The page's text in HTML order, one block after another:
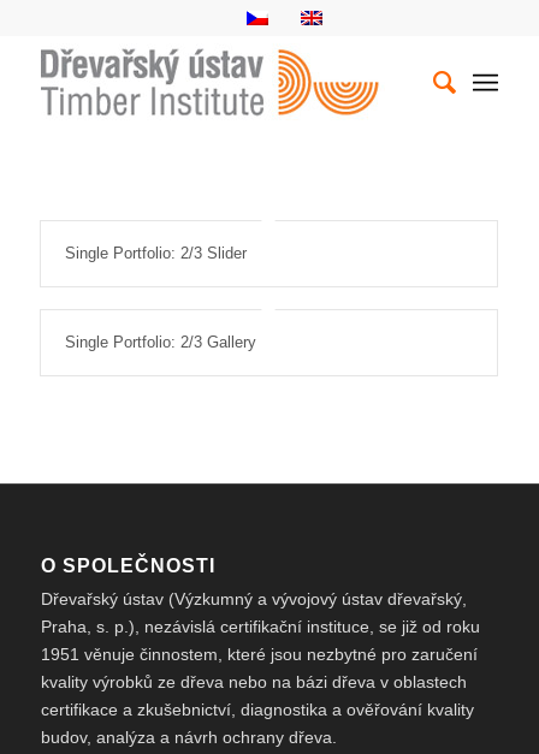
Single Portfolio: 2/3 Slider
Single Portfolio: 2/3 Gallery
O SPOLEČNOSTI
Dřevařský ústav (Výzkumný a vývojový ústav dřevařský,
Praha, s. p.), nezávislá certifikační instituce, se již od roku
1951 věnuje činnostem, které jsou nezbytné pro zaručení
kvality výrobků ze dřeva nebo na bázi dřeva v oblastech
certifikace a zkušebnictví, diagnostika a ověřování kvality
budov, analýza a návrh ochrany dřeva.